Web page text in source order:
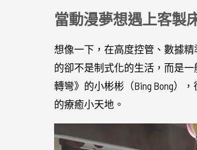
當動漫夢想遇上客製
想像一下，在高度控管、數據
的卻不是制式化的生活，而是
轉彎》的小彬彬（Bing Bong）
的療癒小天地。